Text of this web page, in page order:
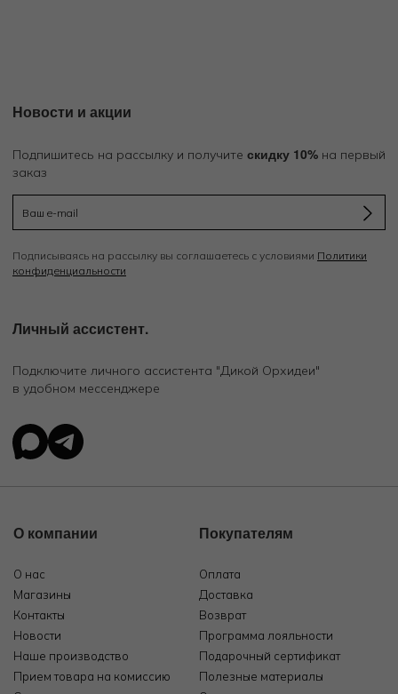
Новости и акции
Подпишитесь на рассылку и получите скидку 10% на первый
заказ
Подписываясь на рассылку вы соглашаетесь с условиями Политики
конфиденциальности
Личный ассистент.
Подключите личного ассистента "Дикой Орхидеи"
в удобном мессенджере
О компании
О нас
Магазины
Контакты
Новости
Наше производство
Прием товара на комиссию
Покупателям
Оплата
Доставка
Возврат
Программа лояльности
Подарочный сертификат
Полезные материалы